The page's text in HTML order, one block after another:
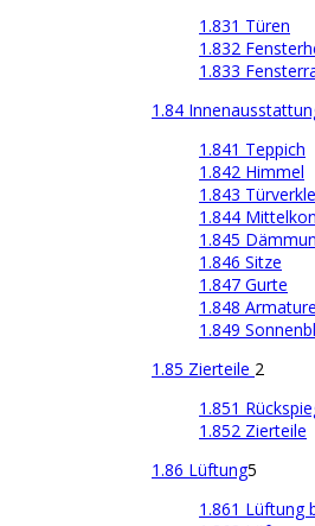
1.831 Türen
1.832
1.833
1.84
1.841 Teppich
1.842 Himmel
1.843
1.844
1.845
1.846 Sitze
1.847 Gurte
1.848
1.849
1.85 Zierteile 2
1.851
1.852 Zierteile
1.86 Lüftung5
1.861 Lüftung